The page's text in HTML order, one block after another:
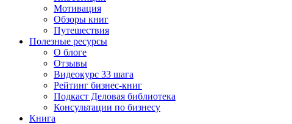
Мотивация
Обзоры книг
Путешествия
Полезные ресурсы
О блоге
Отзывы
Видеокурс 33 шага
Рейтинг бизнес-книг
Подкаст Деловая библиотека
Консультации по бизнесу
Книга